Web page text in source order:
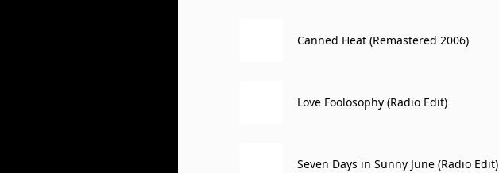
Canned Heat (Remastered 2006)
Love Foolosophy (Radio Edit)
Seven Days in Sunny June (Radio Edit)